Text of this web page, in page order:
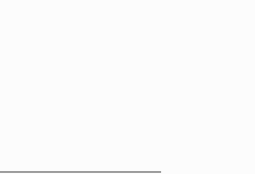
&quot;Zeruna&quot;